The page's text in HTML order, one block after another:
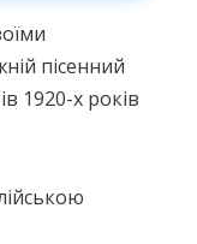
пісенний
1920-х років